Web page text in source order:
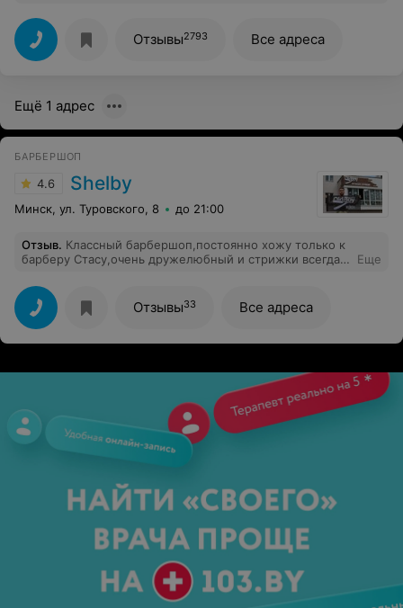
Отзывы2793 Все адреса
Ещё 1 адрес
БАРБЕРШОП
4.6 Shelby
Минск, ул. Туровского, 8 до 21:00
Отзыв. Классный барбершоп,постоянно хожу только к
барберу Стасу,очень дружелюбный и стрижки всегда
Еще
Отзывы33 Все адреса